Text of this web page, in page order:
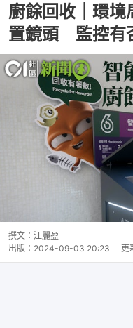
廚餘回收｜環境
置鏡頭 監控有
撰文： 江麗盈
出版： 2024-09-03 20:23 更